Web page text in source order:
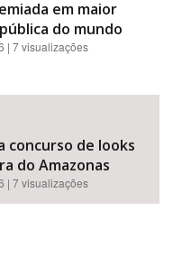
em maior
do mundo
| 7 visualizações
concurso de looks
do Amazonas
| 7 visualizações